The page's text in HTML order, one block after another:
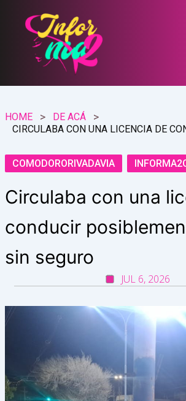
contenido
HOME
DE ACÁ
COMODORORIVADAVIA
Circulaba con una
conducir
sin seguro
JUL 6, 2026